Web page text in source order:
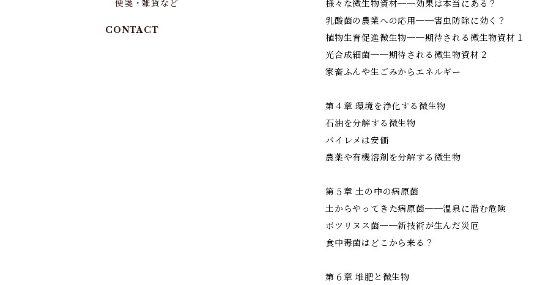
様々な微生物資材──効果は本当にある？
乳酸菌の農業への応用──害虫防除に効く？
植物生育促進微生物──期待される微生物資材１
光合成細菌──期待される微生物資材２
家畜ふんや生ごみからエネルギー
第４章 環境を浄化する微生物
石油を分解する微生物
バイレメは安価
農薬や有機溶剤を分解する微生物
第５章 土の中の病原菌
土からやってきた病原菌──温泉に潜む危険
ボツリヌス菌──新技術が生んだ災厄
食中毒菌はどこから来る？
第６章 堆肥と微生物
便箋・雑貨など
CONTACT